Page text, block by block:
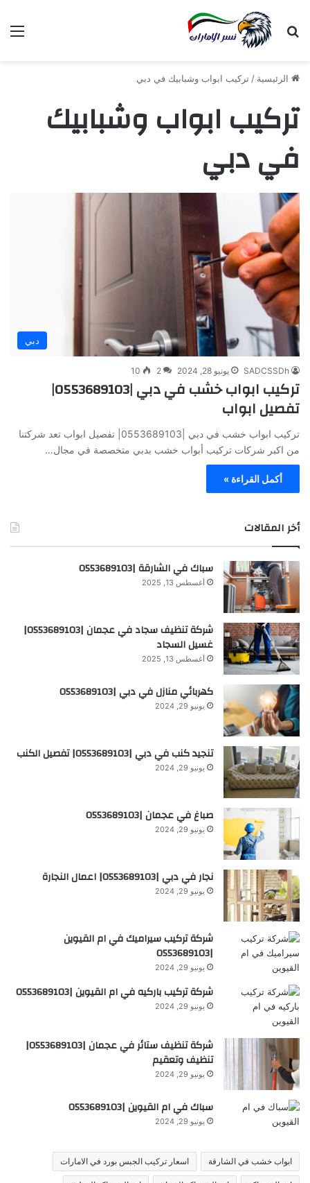
بحث عن
الرئيسية / تركيب ابواب وشبابيك في دبي
تركيب ابواب وشبابيك
في دبي
دبي
SADCSSDh يونيو 28, 2024 2
10
تركيب ابواب خشب في دبي |0553689103|
تفصيل ابواب
تركيب ابواب خشب في دبي |0553689103| تفصيل ابواب تعد شركتنا
من اكبر شركات تركيب أبواب خشب بدبي متخصصة في مجال…
أكمل القراءة »
أخر المقالات
سباك في الشارقة |0553689103
أغسطس 13, 2025
شركة تنظيف سجاد في عجمان |0553689103|
غسيل السجاد
أغسطس 13, 2025
كهربائي منازل في دبي |0553689103
يونيو 29, 2024
تنجيد كنب في دبي |0553689103| تفصيل الكنب
يونيو 29, 2024
صباغ في عجمان |0553689103
يونيو 29, 2024
نجار في دبي |0553689103| اعمال النجارة
يونيو 29, 2024
شركة تركيب سيراميك في ام القيوين
|0553689103
يونيو 29, 2024
شركة تركيب باركيه في ام القيوين |0553689103
يونيو 29, 2024
شركة تنظيف ستائر في عجمان |0553689103|
تنظيف وتعقيم
يونيو 29, 2024
سباك في ام القيوين |0553689103
يونيو 29, 2024
ابواب خشب في الشارقة اسعار تركيب الجبس بورد في الامارات